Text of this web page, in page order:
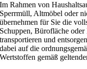
Im Rahmen von
Sperrmüll, Altmöbel oder
übernehmen für Sie die
Schuppen, Bürofläche
transportieren und
dabei auf die
Wertstoffen gemäß